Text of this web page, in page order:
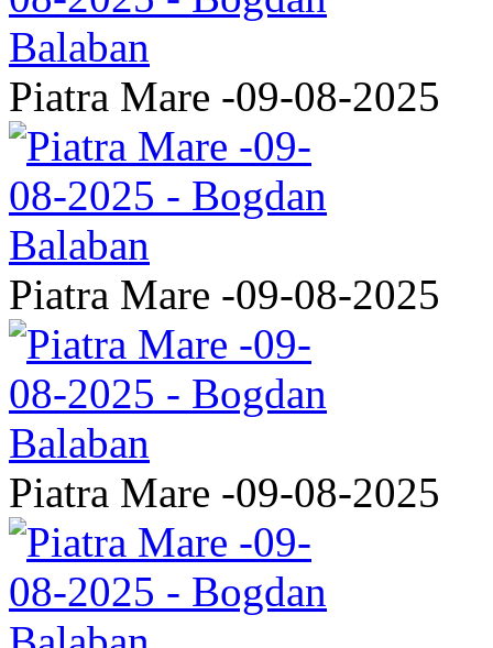
Piatra Mare -09-08-2025
Piatra Mare -09-08-2025
Piatra Mare -09-08-2025